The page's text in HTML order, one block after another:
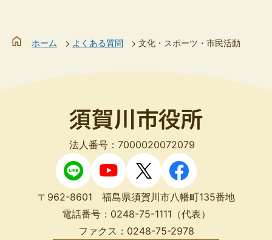
ホーム よくある質問 文化・スポーツ・市民活動
法人番号：7000020072079
〒962-8601 福島県須賀川市八幡町135番地
電話番号： 0248-75-1111 （代表）
ファクス： 0248-75-2978